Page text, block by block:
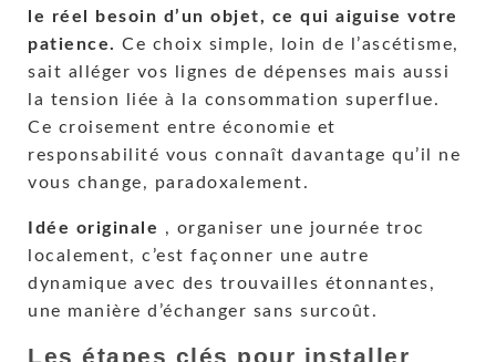
le réel besoin d’un objet, ce qui aiguise votre
patience. Ce choix simple, loin de l’ascétisme,
sait alléger vos lignes de dépenses mais aussi
la tension liée à la consommation superflue.
Ce croisement entre économie et
responsabilité vous connaît davantage qu’il ne
vous change, paradoxalement.
Idée originale , organiser une journée troc
localement, c’est façonner une autre
dynamique avec des trouvailles étonnantes,
une manière d’échanger sans surcoût.
Les étapes clés pour installer